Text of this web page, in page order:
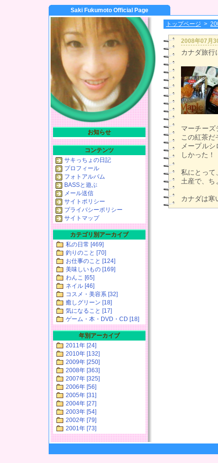
Saki Fukumoto Official Page
トップページ >
2008年07月
カナダ旅行
マーチーズ
この紅茶だ
メープル
しかった！
私にとって
土産で、ち
カナダは寒
お知らせ
コンテンツ
サキっちょの日記
プロフィール
フォトアルバム
BASSと遊ぶ
メール送信
サイトポリシー
プライバシーポリシー
サイトマップ
カテゴリ別アーカイブ
私の日常 [469]
釣りのこと [70]
お仕事のこと [124]
美味しいもの [169]
わんこ [65]
ネイル [46]
コスメ・美容系 [32]
癒しグリーン [18]
気になること [17]
ゲーム・本・DVD・CD [18]
年別アーカイブ
2011年 [24]
2010年 [132]
2009年 [250]
2008年 [363]
2007年 [325]
2006年 [56]
2005年 [31]
2004年 [27]
2003年 [54]
2002年 [79]
2001年 [73]